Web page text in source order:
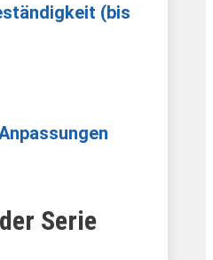
(bis
Serie